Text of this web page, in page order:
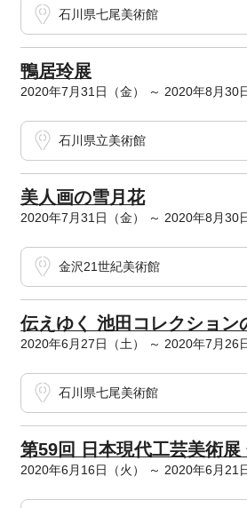
石川県七尾美術館
鴨居玲展
2020年7月31日（金） ～ 2020年8月30
石川県立美術館
美人画の雪月花
2020年7月31日（金） ～ 2020年8月30
金沢21世紀美術館
伝えゆく 池田コレクション
2020年6月27日（土） ～ 2020年7月26
石川県七尾美術館
第59回 日本現代工芸美術展
2020年6月16日（火） ～ 2020年6月21